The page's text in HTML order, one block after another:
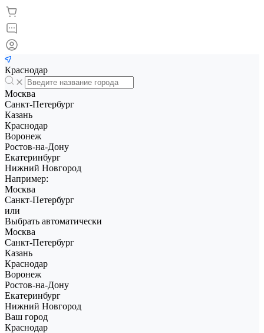
Краснодар
Москва
Санкт-Петербург
Казань
Краснодар
Воронеж
Ростов-на-Дону
Екатеринбург
Нижний Новгород
Например:
Москва
Санкт-Петербург
или
Выбрать автоматически
Москва
Санкт-Петербург
Казань
Краснодар
Воронеж
Ростов-на-Дону
Екатеринбург
Нижний Новгород
Ваш город
Краснодар